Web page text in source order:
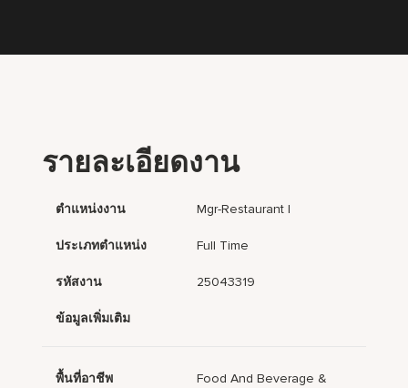
รายละเอียดงาน
ตำแหน่งงาน Mgr-Restaurant I
ประเภทตำแหน่ง Full Time
รหัสงาน 25043319
ข้อมูลเพิ่มเติม
พื้นที่อาชีพ
Food And Beverage &